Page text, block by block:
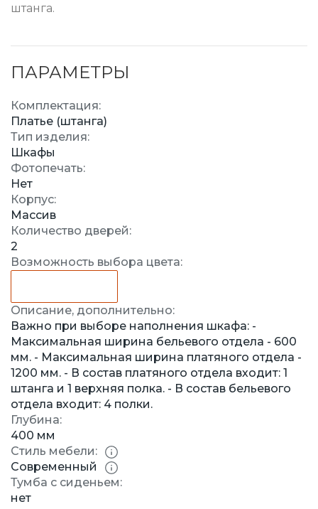
штанга.
ПАРАМЕТРЫ
Комплектация:
Платье (штанга)
Тип изделия:
Шкафы
Фотопечать:
Нет
Корпус:
Массив
Количество дверей:
2
Возможность выбора цвета:
Описание, дополнительно:
Важно при выборе наполнения шкафа: -
Максимальная ширина бельевого отдела - 600
мм. - Максимальная ширина платяного отдела -
1200 мм. - В состав платяного отдела входит: 1
штанга и 1 верхняя полка. - В состав бельевого
отдела входит: 4 полки.
Глубина:
400 мм
Стиль мебели:
Современный
Тумба с сиденьем:
нет